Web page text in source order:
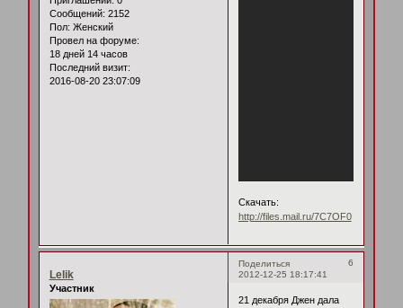
Сообщений: 2152
Пол: Женский
Провел на форуме:
18 дней 14 часов
Последний визит:
2016-08-20 23:07:09
Скачать:
http://files.mail.ru/7C7OF0
Поделиться
6
2012-12-25 18:17:41
Lelik
Участник
21 декабря Джен дала